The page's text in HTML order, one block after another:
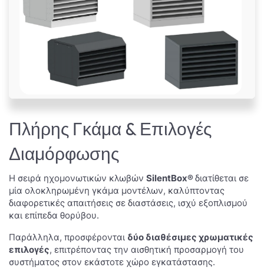
Πλήρης Γκάμα & Επιλογές
Διαμόρφωσης
Η σειρά ηχομονωτικών κλωβών SilentBox®διατίθεται σε
μία ολοκληρωμένη γκάμα μοντέλων, καλύπτοντας
διαφορετικές απαιτήσεις σε διαστάσεις, ισχύ εξοπλισμού
και επίπεδα θορύβου.
Παράλληλα, προσφέρονται δύο διαθέσιμες χρωματικές
επιλογές, επιτρέποντας την αισθητική προσαρμογή του
συστήματος στον εκάστοτε χώρο εγκατάστασης.